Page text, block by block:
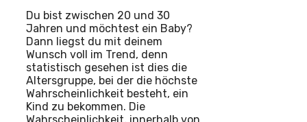
Du bist zwischen 20 und 30
Jahren und möchtest ein Baby?
Dann liegst du mit deinem
Wunsch voll im Trend, denn
statistisch gesehen ist dies die
Altersgruppe, bei der die höchste
Wahrscheinlichkeit besteht, ein
Kind zu bekommen. Die